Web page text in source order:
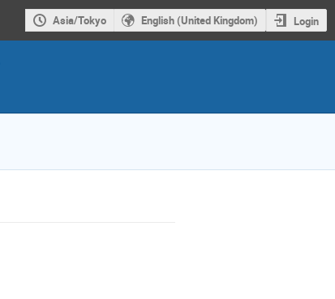
Asia/Tokyo English (United Kingdom) Login